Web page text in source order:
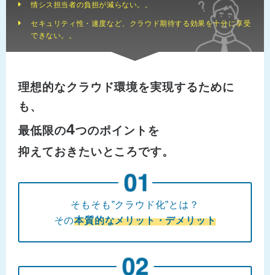
情シス担当者の負担が減らない。。
セキュリティ性・速度など、クラウド期待する効果を十分に享受
できない。。
理想的なクラウド環境を実現するために
も、
最低限の4つのポイントを
抑えておきたいところです。
そもそも”クラウド化”とは？
その本質的なメリット・デメリット